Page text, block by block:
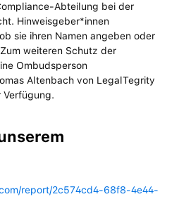
Abteilung bei der
Hinweisgeber*innen
sie ihren Namen angeben oder
weiteren Schutz der
Ombudsperson
Altenbach von LegalTegrity
report/2c574cd4-68f8-4e44-